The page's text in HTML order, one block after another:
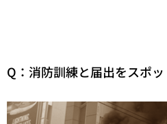
Q：消防訓練と届出をスポ